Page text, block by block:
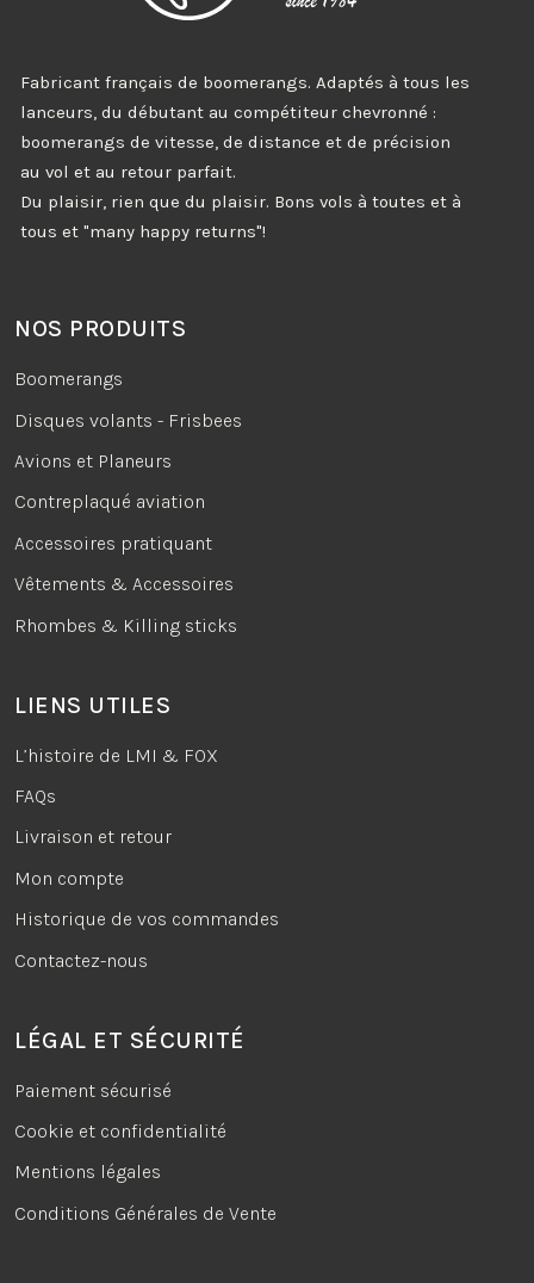
Fabricant français de boomerangs. Adaptés à tous les
lanceurs, du débutant au compétiteur chevronné :
boomerangs de vitesse, de distance et de précision
au vol et au retour parfait.
Du plaisir, rien que du plaisir. Bons vols à toutes et à
tous et "many happy returns"!
NOS PRODUITS
Boomerangs
Disques volants - Frisbees
Avions et Planeurs
Contreplaqué aviation
Accessoires pratiquant
Vêtements & Accessoires
Rhombes & Killing sticks
LIENS UTILES
L’histoire de LMI & FOX
FAQs
Livraison et retour
Mon compte
Historique de vos commandes
Contactez-nous
LÉGAL ET SÉCURITÉ
Paiement sécurisé
Cookie et confidentialité
Mentions légales
Conditions Générales de Vente